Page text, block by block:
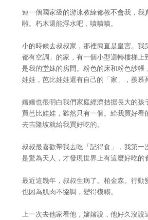
連一個國家級的游泳教練都教不會我，我
雕。朽木還能浮水吧，嘖嘖嘖。
小的時候去叔叔家，那裡簡直是皇宮。我
都有空調」的家，有一個小型迴轉樓梯上
是我的堂妹的房間。粉色的床和粉色紗帳
娃娃，芭比娃娃還有自己的「家」，羨慕
嬸嬸也很明白我們家庭經濟拮据長大的孩
買芭比娃娃，雖然只有一個。給我買好看
去吉隆坡就給我買好吃的。
叔叔最喜歡帶我去吃「記得食」，我第一
是驚為天人，才發現世界上有這麼好吃的
最近這幾年，叔叔生病了。柏金森。行動
也因為肌肉不協調，變得模糊。
上一次去他家看他，嬸嬸說，他好久沒說